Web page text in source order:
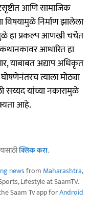
आणि सामाजिक
विषयामुळे निर्माण झालेला
हा प्रकल्प आणखी चर्चेत
आधारित हा
याबाबत अद्याप अधिकृत
घोषणेनंतरच त्याला मोठ्या
सय्यद यांच्या नकारामुळे
आहे.
क्लिक करा.
newsfrom Maharashtra,
Lifestyle at SaamTV.
Saam Tv app forAndroid